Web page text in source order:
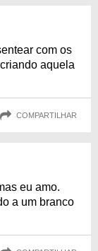
com os
aquela
COMPARTILHAR
eu amo.
a um branco